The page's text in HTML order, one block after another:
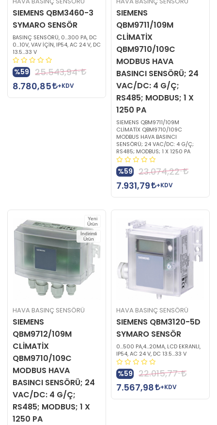
SIEMENS QBM3460-3
SYMARO SENSÖR
BASINÇ SENSÖRÜ, 0…300 PA, DC
0…10V, VAV İÇİN, IP54, AC 24 V, DC
13.5...33 V
%59
25.543,94
8.780,85
+KDV
SIEMENS
QBM9711/109M
CLİMATİX
QBM9710/109C
MODBUS HAVA
BASINCI SENSÖRÜ; 24
VAC/DC: 4 G/Ç;
RS485; MODBUS; 1 X
1250 PA
SIEMENS QBM9711/109M
CLİMATİX QBM9710/109C
MODBUS HAVA BASINCI
SENSÖRÜ; 24 VAC/DC: 4 G/Ç;
RS485; MODBUS; 1 X 1250 PA
%59
23.074,22
7.931,79
+KDV
Yeni
Ürün
İndirimli
Ürün
HAVA BASINÇ SENSÖRÜ
SIEMENS
QBM9712/109M
CLİMATİX
QBM9710/109C
MODBUS HAVA
BASINCI SENSÖRÜ; 24
VAC/DC: 4 G/Ç;
RS485; MODBUS; 1 X
1250 PA
HAVA BASINÇ SENSÖRÜ
SIEMENS QBM3120-5D
SYMARO SENSÖR
0…500 PA,4…20MA, LCD EKRANLI,
IP54, AC 24 V, DC 13.5...33 V
%59
22.015,77
7.567,98
+KDV